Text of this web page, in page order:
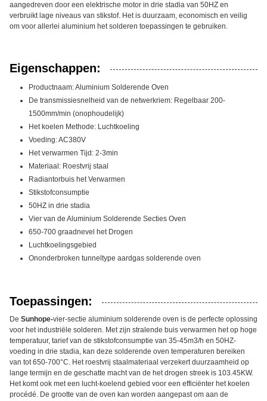
aangedreven door een elektrische motor in drie stadia van 50HZ en
verbruikt lage niveaus van stikstof. Het is duurzaam, economisch en veilig
om voor allerlei aluminium het solderen toepassingen te gebruiken.
Eigenschappen:
Productnaam: Aluminium Solderende Oven
De transmissiesnelheid van de netwerkriem: Regelbaar 200-
1500mm/min (onophoudelijk)
Het koelen Methode: Luchtkoeling
Voeding: AC380V
Het verwarmen Tijd: 2-3min
Materiaal: Roestvrij staal
Radiantorbuis het Verwarmen
Stikstofconsumptie
50HZ in drie stadia
Vier van de Aluminium Solderende Secties Oven
650-700 graadnevel het Drogen
Luchtkoelingsgebied
Ononderbroken tunneltype aardgas solderende oven
Toepassingen:
De Sunhope-vier-sectie aluminium solderende oven is de perfecte oplossing
voor het industriële solderen. Met zijn stralende buis verwarmen het op hoge
temperatuur, tarief van de stikstofconsumptie van 35-45m3/h en 50HZ-
voeding in drie stadia, kan deze solderende oven temperaturen bereiken
van tot 650-700°C. Het roestvrij staalmateriaal verzekert duurzaamheid op
lange termijn en de geschatte macht van de het drogen streek is 103.45KW.
Het komt ook met een lucht-koelend gebied voor een efficiënter het koelen
procédé. De grootte van de oven kan worden aangepast om aan de